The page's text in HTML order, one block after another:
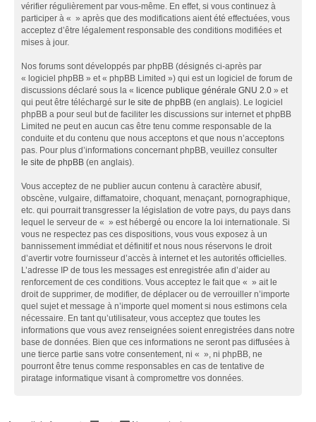
vérifier régulièrement par vous-même. En effet, si vous continuez à
participer à « » après que des modifications aient été effectuées, vous
acceptez d’être légalement responsable des conditions modifiées et
mises à jour.
Nos forums sont développés par phpBB (désignés ci-après par
« logiciel phpBB » et « phpBB Limited ») qui est un logiciel de forum de
discussions déclaré sous la « licence publique générale GNU 2.0 » et
qui peut être téléchargé sur le site de phpBB (en anglais). Le logiciel
phpBB a pour seul but de faciliter les discussions sur internet et phpBB
Limited ne peut en aucun cas être tenu comme responsable de la
conduite et du contenu que nous acceptons et que nous n’acceptons
pas. Pour plus d’informations concernant phpBB, veuillez consulter
le site de phpBB (en anglais).
Vous acceptez de ne publier aucun contenu à caractère abusif,
obscène, vulgaire, diffamatoire, choquant, menaçant, pornographique,
etc. qui pourrait transgresser la législation de votre pays, du pays dans
lequel le serveur de « » est hébergé ou encore la loi internationale. Si
vous ne respectez pas ces dispositions, vous vous exposez à un
bannissement immédiat et définitif et nous nous réservons le droit
d’avertir votre fournisseur d’accès à internet et les autorités officielles.
L’adresse IP de tous les messages est enregistrée afin d’aider au
renforcement de ces conditions. Vous acceptez le fait que « » ait le
droit de supprimer, de modifier, de déplacer ou de verrouiller n’importe
quel sujet et message à n’importe quel moment si nous estimons cela
nécessaire. En tant qu’utilisateur, vous acceptez que toutes les
informations que vous avez renseignées soient enregistrées dans notre
base de données. Bien que ces informations ne seront pas diffusées à
une tierce partie sans votre consentement, ni « », ni phpBB, ne
pourront être tenus comme responsables en cas de tentative de
piratage informatique visant à compromettre vos données.